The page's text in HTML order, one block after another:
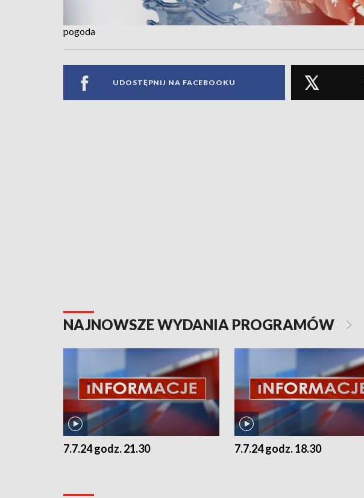
pogoda
UDOSTĘPNIJ NA FACEBOOKU
NAJNOWSZE WYDANIA PROGRAMÓW
7.7.24 godz. 21.30 7.7.24 godz. 18.30